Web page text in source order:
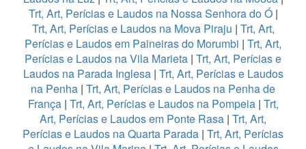
Trt, Art, Perícias e Laudos na Nossa Senhora do Ó|
Trt, Art, Perícias e Laudos na Mova Piraju | Trt, Art,
Perícias e Laudos em Paineiras do Morumbi | Trt, Art,
Perícias e Laudos na Vila Marieta | Trt, Art, Perícias e
Laudos na Parada Inglesa | Trt, Art, Perícias e Laudos
na Penha | Trt, Art, Perícias e Laudos na Penha de
França | Trt, Art, Perícias e Laudos na Pompeia| Trt,
Art, Perícias e Laudos em Ponte Rasa | Trt, Art,
Perícias e Laudos na Quarta Parada | Trt, Art, Perícias